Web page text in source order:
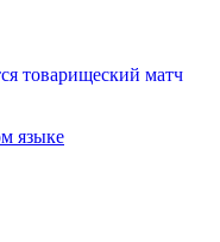
товарищеский матч
языке